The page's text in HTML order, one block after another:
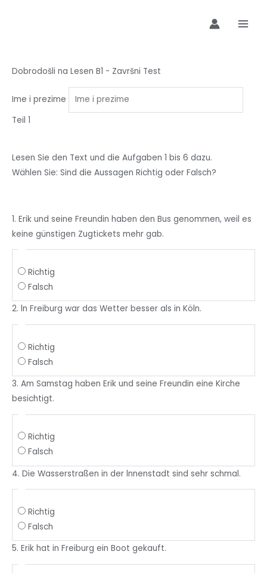
Dobrodošli na Lesen B1 - Završni Test
Ime i prezime
Teil 1
Lesen Sie den Text und die Aufgaben 1 bis 6 dazu.
Wählen Sie: Sind die Aussagen Richtig oder Falsch?
1. Erik und seine Freundin haben den Bus genommen, weil es
keine günstigen Zugtickets mehr gab.
Richtig
Falsch
2. ln Freiburg war das Wetter besser als in Köln.
Richtig
Falsch
3. Am Samstag haben Erik und seine Freundin eine Kirche
besichtigt.
Richtig
Falsch
4. Die Wasserstraßen in der lnnenstadt sind sehr schmal.
Richtig
Falsch
5. Erik hat in Freiburg ein Boot gekauft.